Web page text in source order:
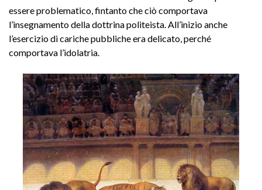
essere problematico, fintanto che ciò comportava
l’insegnamento della dottrina politeista. All’inizio anche
l’esercizio di cariche pubbliche era delicato, perché
comportava l’idolatria.